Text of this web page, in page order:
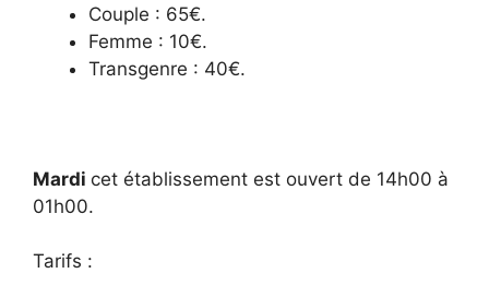
Couple : 65€.
Femme : 10€.
Transgenre : 40€.
Mardi cet établissement est ouvert de 14h00 à
01h00.
Tarifs :